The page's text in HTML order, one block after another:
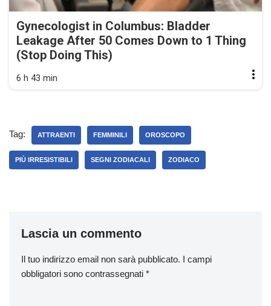
Gynecologist in Columbus: Bladder
Leakage After 50 Comes Down to 1 Thing
(Stop Doing This)
6 h 43 min
Tag: ATTRAENTI FEMMINILI OROSCOPO
PIÙ IRRESISTIBILI SEGNI ZODIACALI ZODIACO
Lascia un commento
Il tuo indirizzo email non sarà pubblicato. I campi
obbligatori sono contrassegnati *